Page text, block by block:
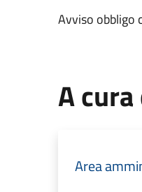
Avviso obbligo
A cura
Area